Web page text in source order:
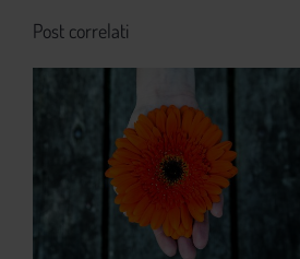
Post correlati